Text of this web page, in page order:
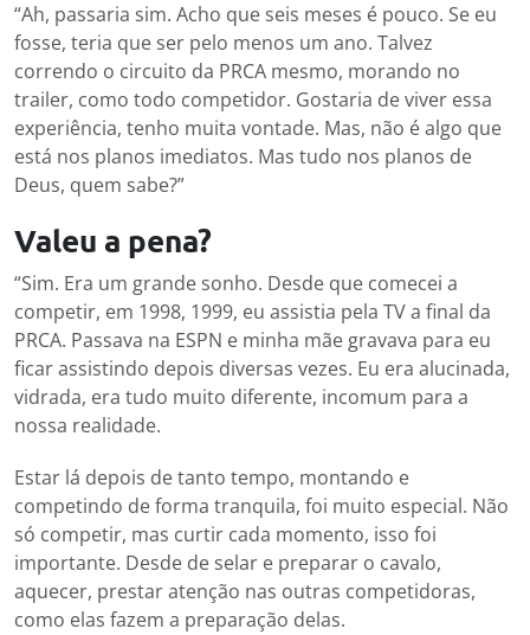
“Ah, passaria sim. Acho que seis meses é pouco. Se eu
fosse, teria que ser pelo menos um ano. Talvez
correndo o circuito da PRCA mesmo, morando no
trailer, como todo competidor. Gostaria de viver essa
experiência, tenho muita vontade. Mas, não é algo que
está nos planos imediatos. Mas tudo nos planos de
Deus, quem sabe?”
Valeu a pena?
“Sim. Era um grande sonho. Desde que comecei a
competir, em 1998, 1999, eu assistia pela TV a final da
PRCA. Passava na ESPN e minha mãe gravava para eu
ficar assistindo depois diversas vezes. Eu era alucinada,
vidrada, era tudo muito diferente, incomum para a
nossa realidade.
Estar lá depois de tanto tempo, montando e
competindo de forma tranquila, foi muito especial. Não
só competir, mas curtir cada momento, isso foi
importante. Desde de selar e preparar o cavalo,
aquecer, prestar atenção nas outras competidoras,
como elas fazem a preparação delas.